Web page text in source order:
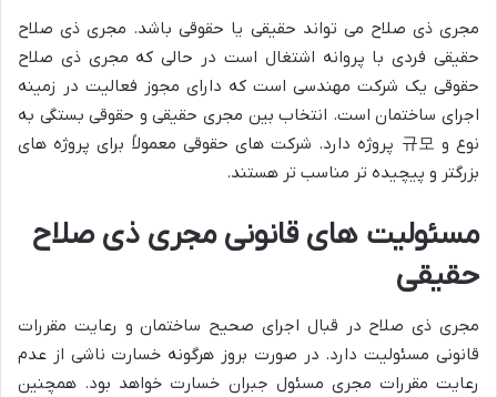
مجری ذی صلاح می تواند حقیقی یا حقوقی باشد. مجری ذی صلاح
حقیقی فردی با پروانه اشتغال است در حالی که مجری ذی صلاح
حقوقی یک شرکت مهندسی است که دارای مجوز فعالیت در زمینه
اجرای ساختمان است. انتخاب بین مجری حقیقی و حقوقی بستگی به
نوع و 규모 پروژه دارد. شرکت های حقوقی معمولاً برای پروژه های
بزرگتر و پیچیده تر مناسب تر هستند.
مسئولیت های قانونی مجری ذی صلاح
حقیقی
مجری ذی صلاح در قبال اجرای صحیح ساختمان و رعایت مقررات
قانونی مسئولیت دارد. در صورت بروز هرگونه خسارت ناشی از عدم
رعایت مقررات مجری مسئول جبران خسارت خواهد بود. همچنین